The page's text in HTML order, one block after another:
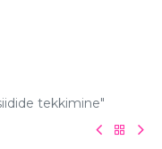
tekkimine"